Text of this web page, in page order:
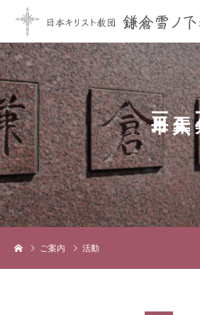
ご案内 活動